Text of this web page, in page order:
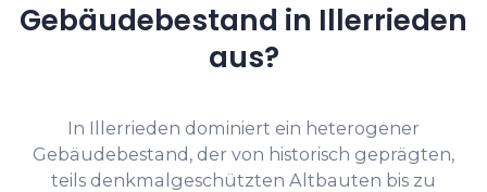
Gebäudebestand in Illerrieden
aus?
In Illerrieden dominiert ein heterogener
Gebäudebestand, der von historisch geprägten,
teils denkmalgeschützten Altbauten bis zu